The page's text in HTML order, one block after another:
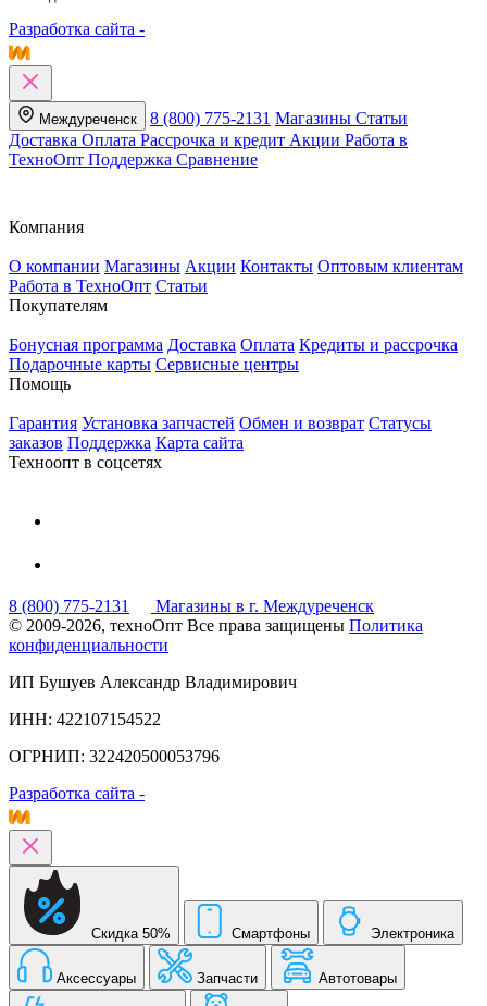
Разработка сайта -
Междуреченск 8 (800) 775-2131 Магазины Статьи
Доставка Оплата Рассрочка и кредит Акции Работа в
ТехноОпт Поддержка Сравнение
Компания
О компании Магазины Акции Контакты Оптовым клиентам
Работа в ТехноОпт Статьи
Покупателям
Бонусная программа Доставка Оплата Кредиты и рассрочка
Подарочные карты Сервисные центры
Помощь
Гарантия Установка запчастей Обмен и возврат Статусы
заказов Поддержка Карта сайта
Техноопт в соцсетях
8 (800) 775-2131
Магазины в г. Междуреченск
© 2009-2026, техноОпт Все права защищены Политика
конфиденциальности
ИП Бушуев Александр Владимирович
ИНН: 422107154522
ОГРНИП: 322420500053796
Разработка сайта -
Скидка 50% Смартфоны Электроника
Аксессуары Запчасти Автотовары